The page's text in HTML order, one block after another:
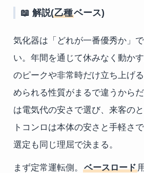
📖 解説(乙種ベース)
気化器は「どれが一番優秀か」
い。年間を通じて休みなく動か
のピークや非常時だけ立ち上げ
められる性質がまるで違うから
は電気代の安さで選び、来客の
トコンロは本体の安さと手軽
選定も同じ理屈で決まる。
まず定常運転側。 ベースロード